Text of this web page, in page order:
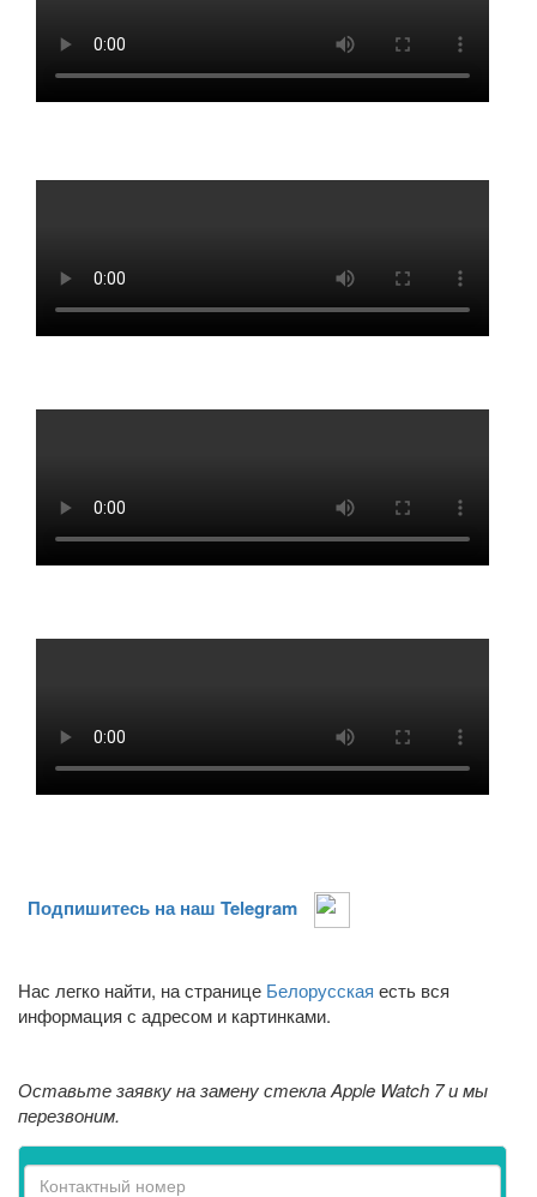
Подпишитесь на наш Telegram
Нас легко найти, на странице Белорусская есть вся
информация с адресом и картинками.
Оставьте заявку на замену стекла Apple Watch 7 и мы
перезвоним.